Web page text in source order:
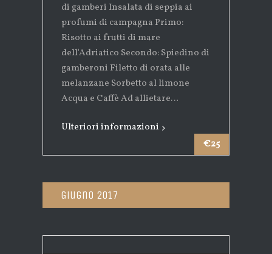
€25
di gamberi Insalata di seppia ai
profumi di campagna Primo:
Risotto ai frutti di mare
dell'Adriatico Secondo: Spiedino di
gamberoni Filetto di orata alle
melanzane Sorbetto al limone
Acqua e Caffè Ad allietare…
Ulteriori informazioni
Giugno 2017